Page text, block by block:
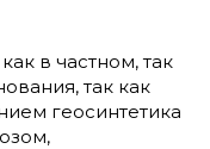
в частном, так
так как
геосинтетика